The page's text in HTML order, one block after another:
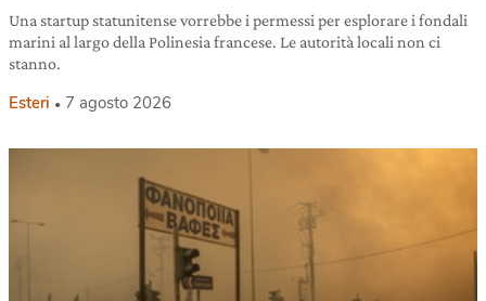
Una startup statunitense vorrebbe i permessi per esplorare i fondali
marini al largo della Polinesia francese. Le autorità locali non ci
stanno.
Esteri 7 agosto 2026